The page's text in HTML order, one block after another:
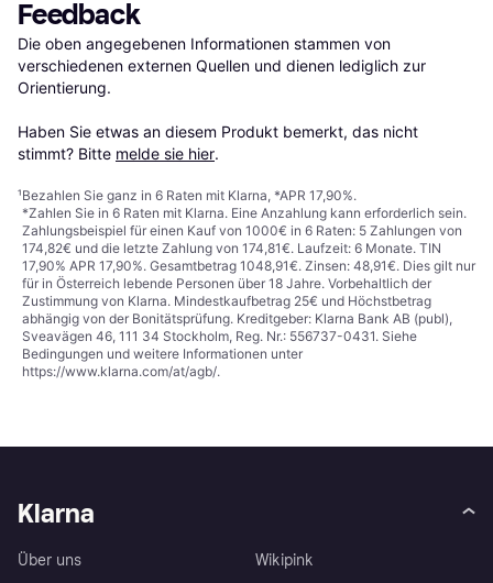
Feedback
Die oben angegebenen Informationen stammen von
verschiedenen externen Quellen und dienen lediglich zur
Orientierung.
Haben Sie etwas an diesem Produkt bemerkt, das nicht
stimmt? Bitte melde sie hier.
¹Bezahlen Sie ganz in 6 Raten mit Klarna, *APR 17,90%.
*Zahlen Sie in 6 Raten mit Klarna. Eine Anzahlung kann erforderlich sein.
Zahlungsbeispiel für einen Kauf von 1000€ in 6 Raten: 5 Zahlungen von
174,82€ und die letzte Zahlung von 174,81€. Laufzeit: 6 Monate. TIN
17,90% APR 17,90%. Gesamtbetrag 1048,91€. Zinsen: 48,91€. Dies gilt nur
für in Österreich lebende Personen über 18 Jahre. Vorbehaltlich der
Zustimmung von Klarna. Mindestkaufbetrag 25€ und Höchstbetrag
abhängig von der Bonitätsprüfung. Kreditgeber: Klarna Bank AB (publ),
Sveavägen 46, 111 34 Stockholm, Reg. Nr.: 556737-0431. Siehe
Bedingungen und weitere Informationen unter
https://www.klarna.com/at/agb/.
Klarna
Über uns
Wikipink